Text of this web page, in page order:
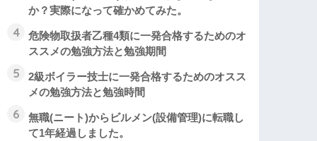
か？実際になって確かめてみた。
4
危険物取扱者乙種4類に一発合格するためのオ
ススメの勉強方法と勉強期間
5
2級ボイラー技士に一発合格するためのオスス
メの勉強方法と勉強時間
6
無職(ニート)からビルメン(設備管理)に転職し
て1年経過しました。